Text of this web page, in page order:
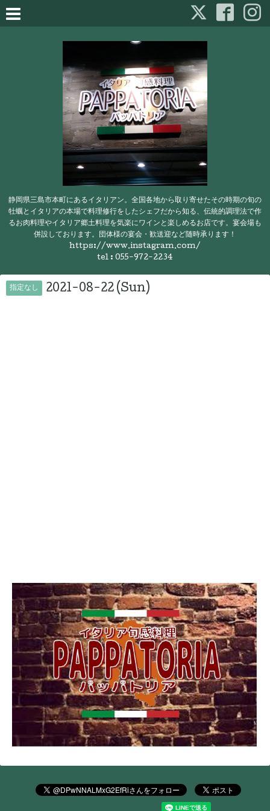
静岡県三島市本町にあるイタリアン。全国各地から取り寄せたその時期の旬の
牡蠣とイタリアの本場で料理修行をしたシェフだから知る、伝統的調理法で作
るお肉料理やイタリア郷土料理を気楽にワインと楽しめるお店です。宴会場も
併設しております。団体様の宴会・歓送迎など随時承ります！
https://www.instagram.com/
tel : 055-972-2234
指定なし 2021-08-22 (Sun)